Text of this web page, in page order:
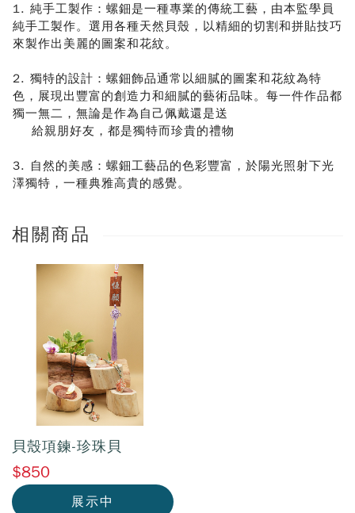
1. 純手工製作：螺鈿是一種專業的傳統工藝，由本監學員
純手工製作。選用各種天然貝殼，以精細的切割和拼貼技巧
來製作出美麗的圖案和花紋。
2. 獨特的設計：螺鈿飾品通常以細膩的圖案和花紋為特
色，展現出豐富的創造力和細膩的藝術品味。每一件作品都
獨一無二， 無論是作為自己佩戴還是送
給親朋好友，都是獨特而珍貴的禮物
3. 自然的美感：螺鈿工藝品的色彩豐富，於陽光照射下光
澤獨特，一種典雅高貴的感覺。
相關商品
貝殼項鍊-珍珠貝
$850
展示中